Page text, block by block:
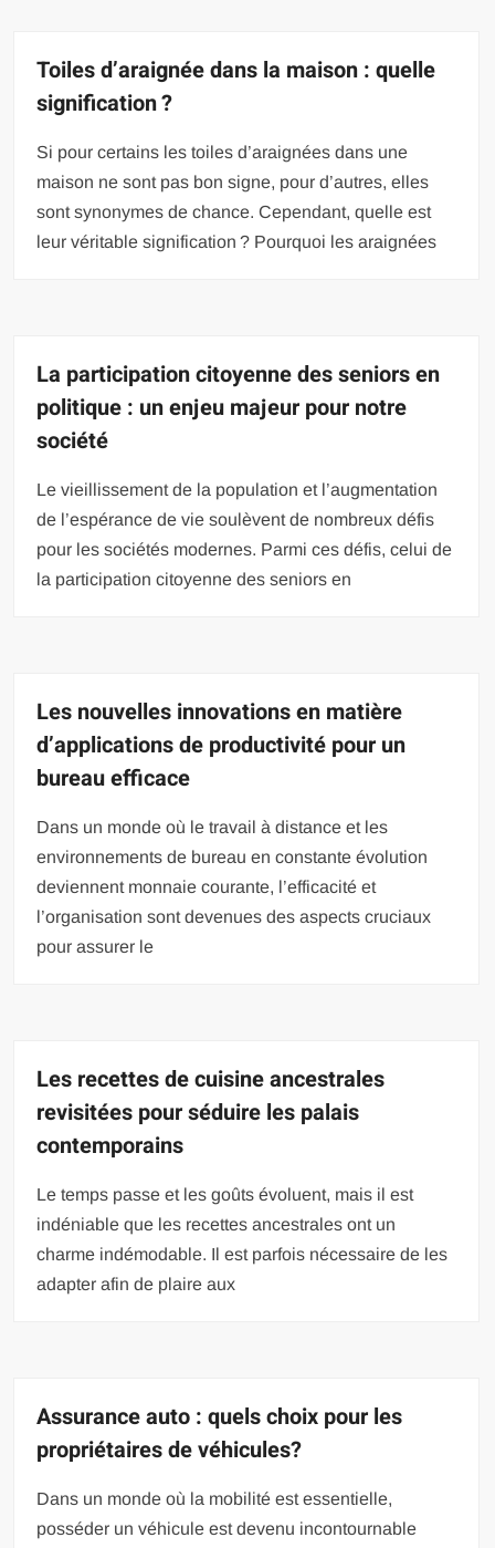
Toiles d’araignée dans la maison : quelle
signification ?
Si pour certains les toiles d’araignées dans une
maison ne sont pas bon signe, pour d’autres, elles
sont synonymes de chance. Cependant, quelle est
leur véritable signification ? Pourquoi les araignées
La participation citoyenne des seniors en
politique : un enjeu majeur pour notre
société
Le vieillissement de la population et l’augmentation
de l’espérance de vie soulèvent de nombreux défis
pour les sociétés modernes. Parmi ces défis, celui de
la participation citoyenne des seniors en
Les nouvelles innovations en matière
d’applications de productivité pour un
bureau efficace
Dans un monde où le travail à distance et les
environnements de bureau en constante évolution
deviennent monnaie courante, l’efficacité et
l’organisation sont devenues des aspects cruciaux
pour assurer le
Les recettes de cuisine ancestrales
revisitées pour séduire les palais
contemporains
Le temps passe et les goûts évoluent, mais il est
indéniable que les recettes ancestrales ont un
charme indémodable. Il est parfois nécessaire de les
adapter afin de plaire aux
Assurance auto : quels choix pour les
propriétaires de véhicules?
Dans un monde où la mobilité est essentielle,
posséder un véhicule est devenu incontournable